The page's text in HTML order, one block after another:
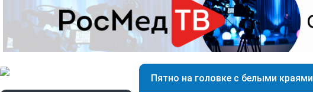
Пятно на головке с белыми краями